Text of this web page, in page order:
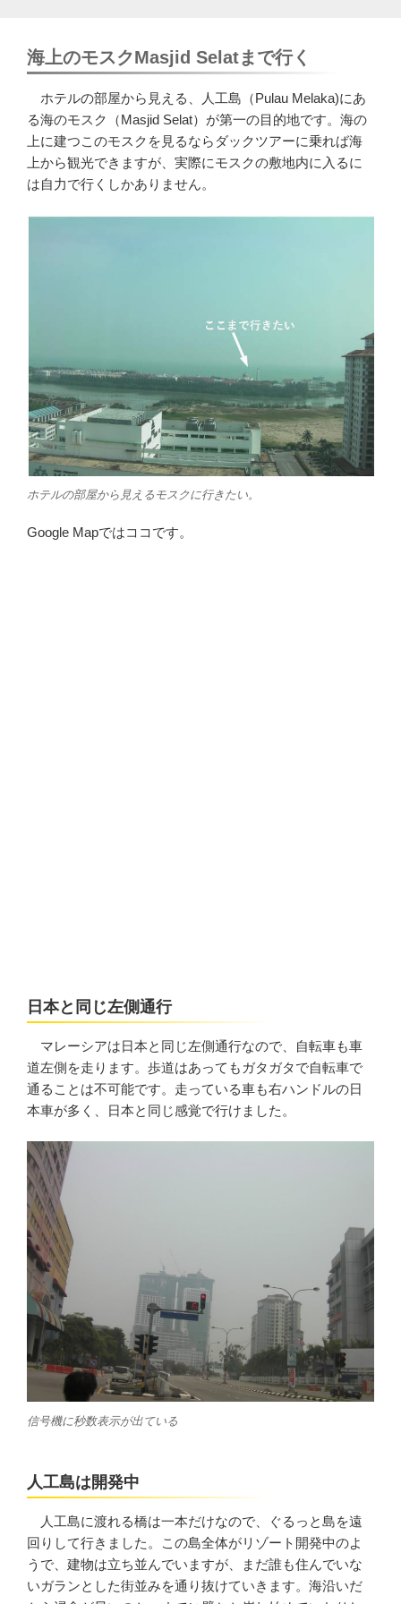
海上のモスクMasjid Selatまで行く
ホテルの部屋から見える、人工島（Pulau Melaka)にあ
る海のモスク（Masjid Selat） が第一の目的地です。海の
上に建つこのモスクを見るならダックツアーに乗れば海
上から観光できますが、実際にモスクの敷地内に入るに
は自力で行くしかありません。
ホテルの部屋から見えるモスクに行きたい。
Google Mapではココです。
日本と同じ左側通行
マレーシアは日本と同じ左側通行なので、自転車も車
道左側を走ります。歩道はあってもガタガタで自転車で
通ることは不可能です。走っている車も右ハンドルの日
本車が多く、日本と同じ感覚で行けました。
信号機に秒数表示が出ている
人工島は開発中
人工島に渡れる橋は一本だけなので、ぐるっと島を遠
回りして行きました。この島全体がリゾート開発中のよ
うで、建物は立ち並んでいますが、まだ誰も住んでいな
いガランとした街並みを通り抜けていきます。海沿いだ